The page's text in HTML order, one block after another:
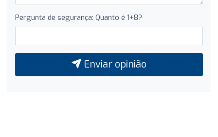
Pergunta de segurança: Quanto é 1+8?
Enviar opinião